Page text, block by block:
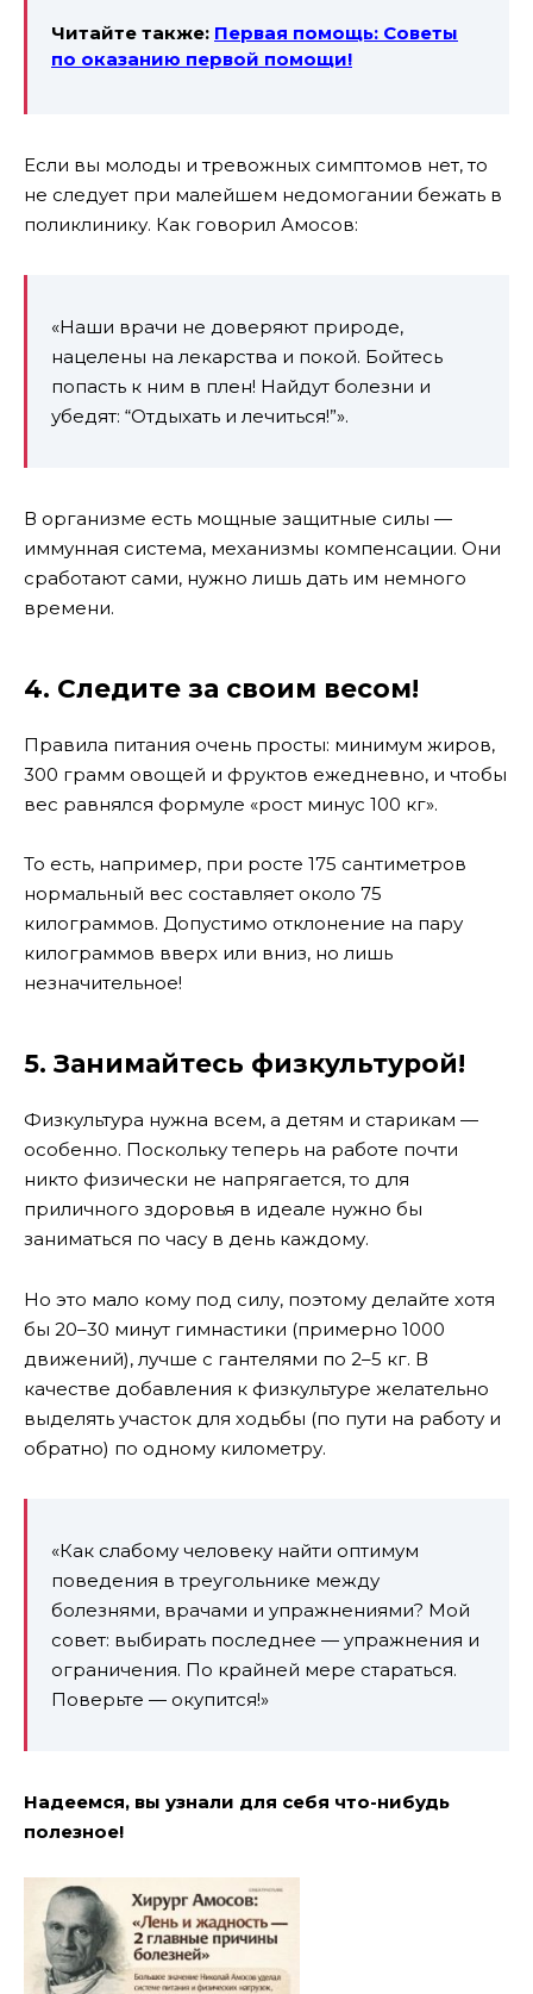
Читайте также: Первая помощь: Советы
по оказанию первой помощи!
Если вы молоды и тревожных симптомов нет, то
не следует при малейшем недомогании бежать в
поликлинику. Как говорил Амосов:
«Наши врачи не доверяют природе,
нацелены на лекарства и покой. Бойтесь
попасть к ним в плен! Найдут болезни и
убедят: “Отдыхать и лечиться!”».
В организме есть мощные защитные силы —
иммунная система, механизмы компенсации. Они
сработают сами, нужно лишь дать им немного
времени.
4. Следите за своим весом!
Правила питания очень просты: минимум жиров,
300 грамм овощей и фруктов ежедневно, и чтобы
вес равнялся формуле «рост минус 100 кг».
То есть, например, при росте 175 сантиметров
нормальный вес составляет около 75
килограммов. Допустимо отклонение на пару
килограммов вверх или вниз, но лишь
незначительное!
5. Занимайтесь физкультурой!
Физкультура нужна всем, а детям и старикам —
особенно. Поскольку теперь на работе почти
никто физически не напрягается, то для
приличного здоровья в идеале нужно бы
заниматься по часу в день каждому.
Но это мало кому под силу, поэтому делайте хотя
бы 20–30 минут гимнастики (примерно 1000
движений), лучше с гантелями по 2–5 кг. В
качестве добавления к физкультуре желательно
выделять участок для ходьбы (по пути на работу и
обратно) по одному километру.
«Как слабому человеку найти оптимум
поведения в треугольнике между
болезнями, врачами и упражнениями? Мой
совет: выбирать последнее — упражнения и
ограничения. По крайней мере стараться.
Поверьте — окупится!»
Надеемся, вы узнали для себя что-нибудь
полезное!